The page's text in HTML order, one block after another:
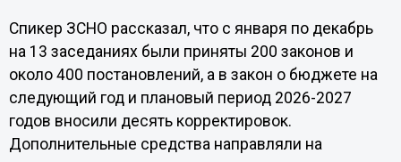
Спикер ЗСНО рассказал, что с января по декабрь
на 13 заседаниях были приняты 200 законов и
около 400 постановлений, а в закон о бюджете на
следующий год и плановый период 2026-2027
годов вносили десять корректировок.
Дополнительные средства направляли на